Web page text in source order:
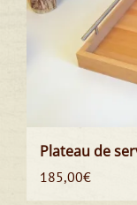
Plateau de
185,00€